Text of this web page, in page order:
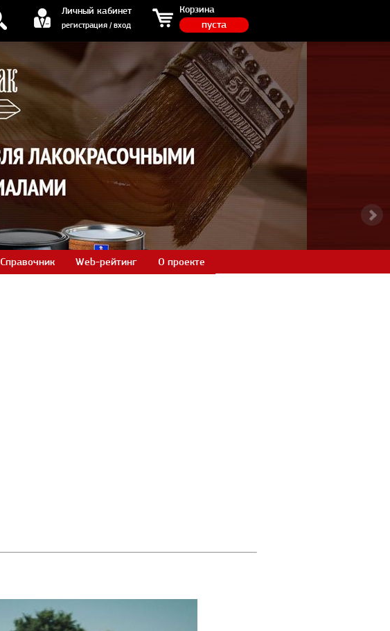
Личный кабинет
регистрация / вход
регистрация / вход Корзина
пуста
Справочник Web-рейтинг О проекте